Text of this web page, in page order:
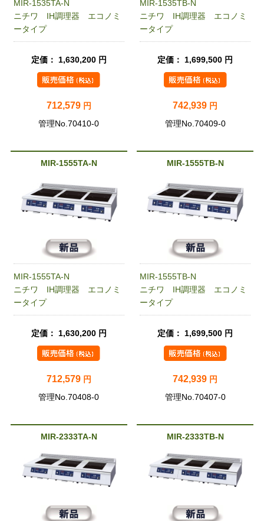
MIR-1535TA-N
ニチワ IH調理器 エコノミ
ータイプ
定価： 1,630,200 円
712,579 円
管理No.70410-0
MIR-1535TB-N
ニチワ IH調理器 エコノミ
ータイプ
定価： 1,699,500 円
742,939 円
管理No.70409-0
MIR-1555TA-N
MIR-1555TA-N
ニチワ IH調理器 エコノミ
ータイプ
定価： 1,630,200 円
712,579 円
管理No.70408-0
MIR-1555TB-N
MIR-1555TB-N
ニチワ IH調理器 エコノミ
ータイプ
定価： 1,699,500 円
742,939 円
管理No.70407-0
MIR-2333TA-N MIR-2333TB-N